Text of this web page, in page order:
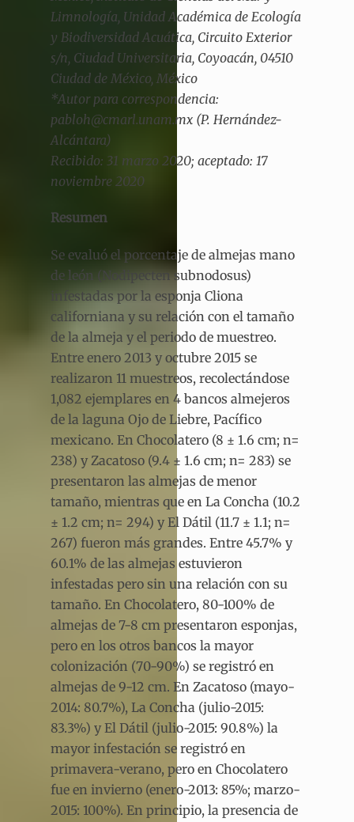
Limnología, Unidad Académica de Ecología
y Biodiversidad Acuática, Circuito Exterior
s/n, Ciudad Universitaria, Coyoacán, 04510
Ciudad de México, México
*Autor para correspondencia:
pabloh@cmarl.unam.mx (P. Hernández-
Alcántara)
Recibido: 31 marzo 2020; aceptado: 17
noviembre 2020
Resumen
Se evaluó el porcentaje de almejas mano
de león (Nodipecten subnodosus)
infestadas por la esponja Cliona
californiana y su relación con el tamaño
de la almeja y el periodo de muestreo.
Entre enero 2013 y octubre 2015 se
realizaron 11 muestreos, recolectándose
1,082 ejemplares en 4 bancos almejeros
de la laguna Ojo de Liebre, Pacífico
mexicano. En Chocolatero (8 ± 1.6 cm; n=
238) y Zacatoso (9.4 ± 1.6 cm; n= 283) se
presentaron las almejas de menor
tamaño, mientras que en La Concha (10.2
± 1.2 cm; n= 294) y El Dátil (11.7 ± 1.1; n=
267) fueron más grandes. Entre 45.7% y
60.1% de las almejas estuvieron
infestadas pero sin una relación con su
tamaño. En Chocolatero, 80-100% de
almejas de 7-8 cm presentaron esponjas,
pero en los otros bancos la mayor
colonización (70-90%) se registró en
almejas de 9-12 cm. En Zacatoso (mayo-
2014: 80.7%), La Concha (julio-2015:
83.3%) y El Dátil (julio-2015: 90.8%) la
mayor infestación se registró en
primavera-verano, pero en Chocolatero
fue en invierno (enero-2013: 85%; marzo-
2015: 100%). En principio, la presencia de